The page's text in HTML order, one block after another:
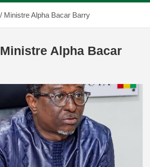
Ministre Alpha Bacar Barry
Ministre Alpha Bacar